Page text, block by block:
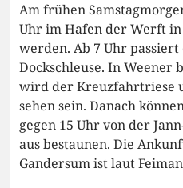
Am frühen
Uhr im Hafen der Werft
werden. Ab 7 Uhr
Dockschleuse. In Weener
wird der Kreuzfahrtriese
sehen sein. Danach
gegen 15 Uhr von der
aus bestaunen. Die
Gandersum ist laut